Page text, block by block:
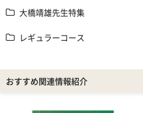
大橋靖雄先生特集
レギュラーコース
おすすめ関連情報紹介